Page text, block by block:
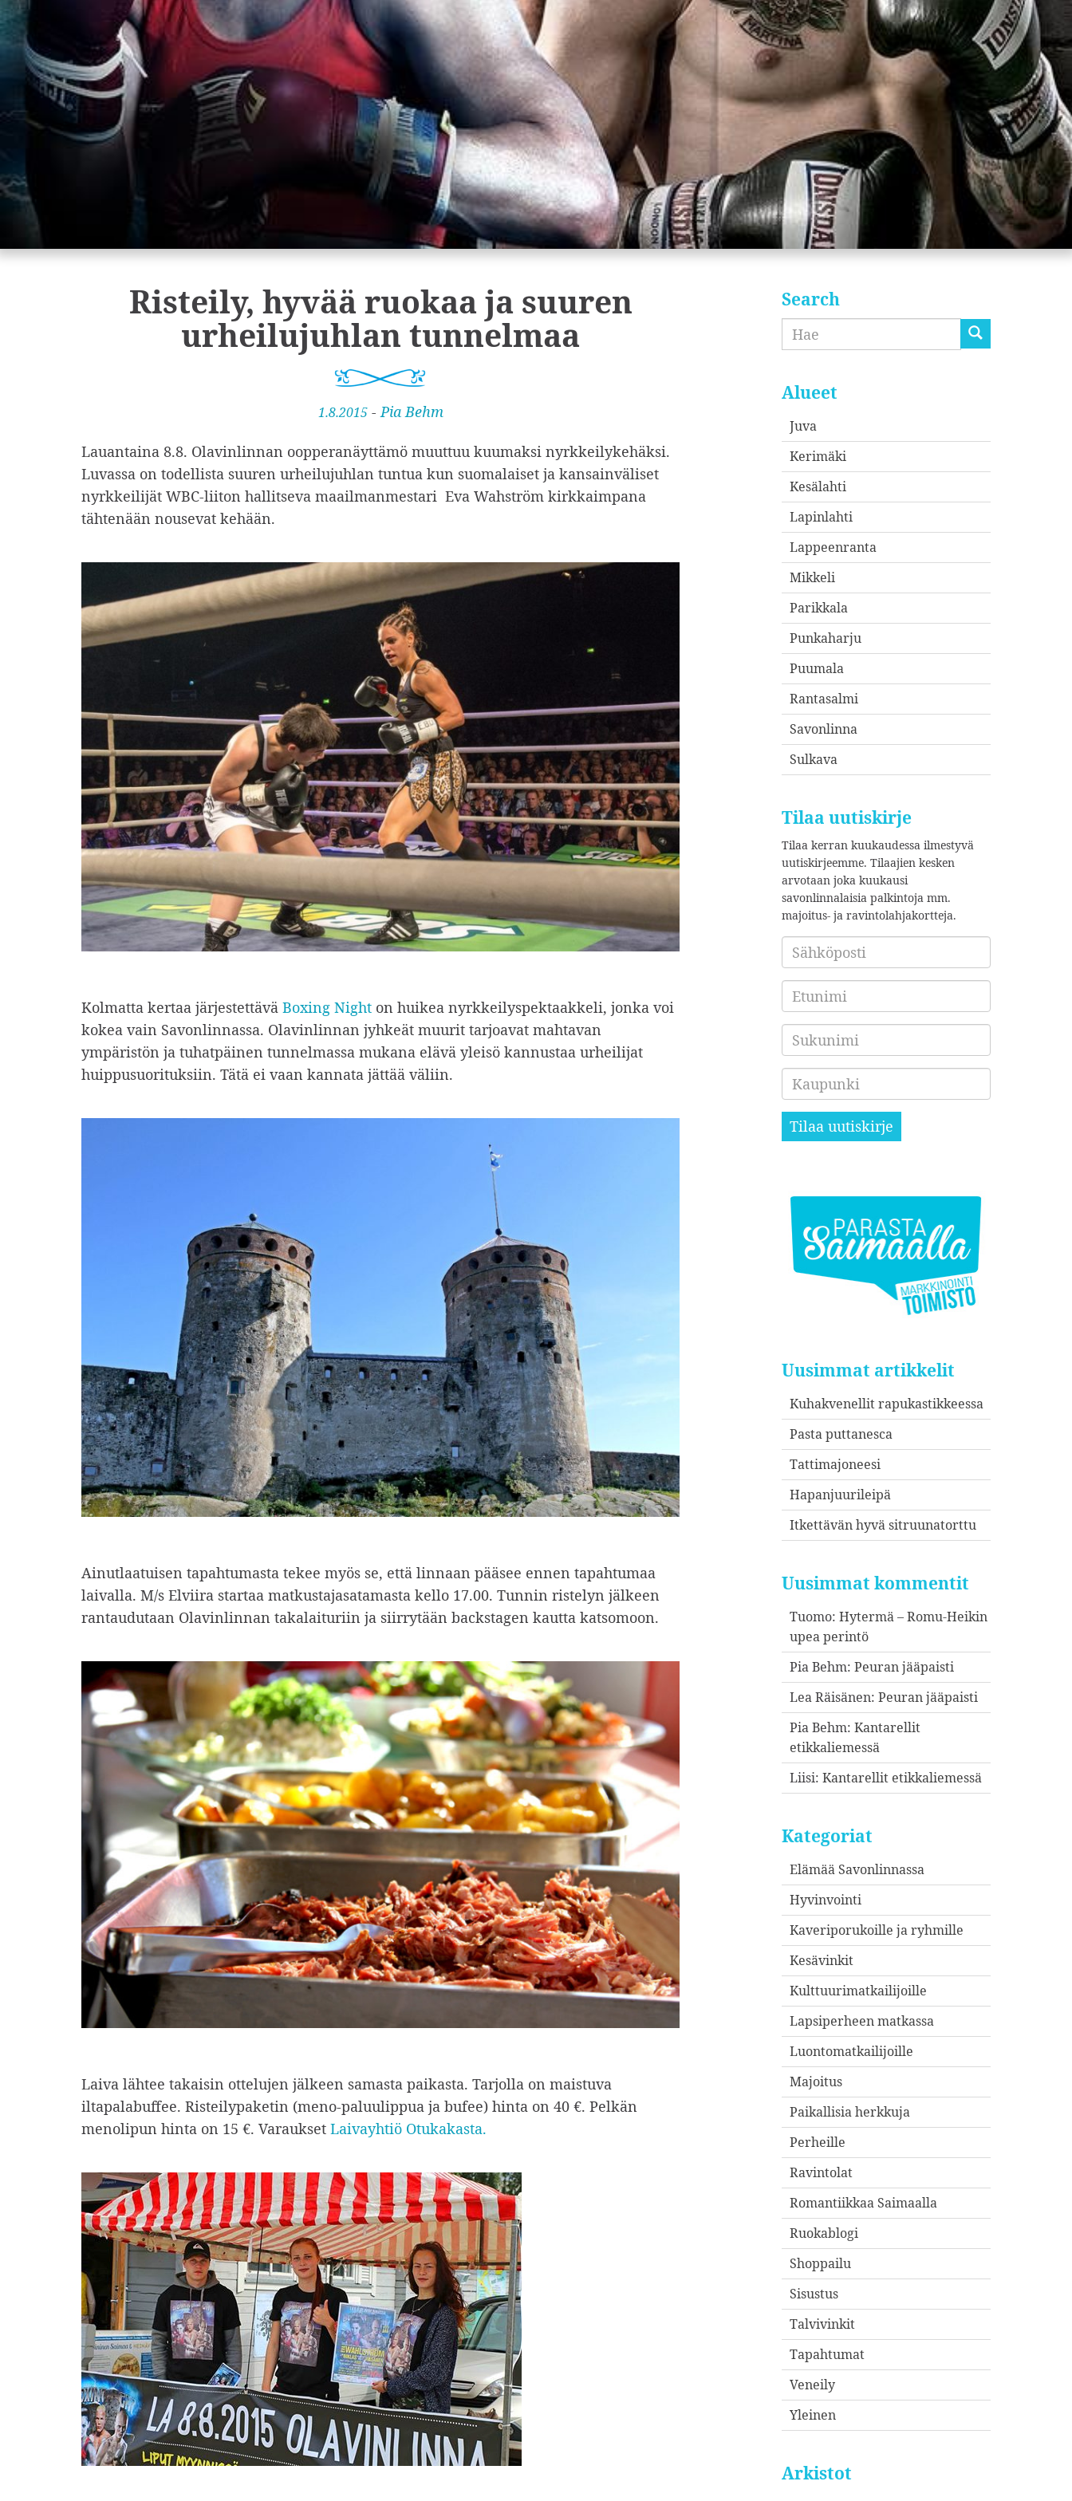
Risteily, hyvää ruokaa ja suuren
urheilujuhlan tunnelmaa
J
l
k
a
t
u
1.8.2015-Pia Behm
Lauantaina 8.8. Olavinlinnan oopperanäyttämö muuttuu kuumaksi nyrkkeilykehäksi.
Luvassa on todellista suuren urheilujuhlan tuntua kun suomalaiset ja kansainväliset
nyrkkeilijät WBC-liiton hallitseva maailmanmestari Eva Wahström kirkkaimpana
tähtenään nousevat kehään.
Kolmatta kertaa järjestettävä Boxing Night on huikea nyrkkeilyspektaakkeli, jonka voi
kokea vain Savonlinnassa. Olavinlinnan jyhkeät muurit tarjoavat mahtavan
ympäristön ja tuhatpäinen tunnelmassa mukana elävä yleisö kannustaa urheilijat
huippusuorituksiin. Tätä ei vaan kannata jättää väliin.
Ainutlaatuisen tapahtumasta tekee myös se, että linnaan pääsee ennen tapahtumaa
laivalla. M/s Elviira startaa matkustajasatamasta kello 17.00. Tunnin ristelyn jälkeen
rantaudutaan Olavinlinnan takalaituriin ja siirrytään backstagen kautta katsomoon.
Laiva lähtee takaisin ottelujen jälkeen samasta paikasta. Tarjolla on maistuva
iltapalabuffee. Risteilypaketin (meno-paluulippua ja bufee) hinta on 40 €. Pelkän
menolipun hinta on 15 €. Varaukset Laivayhtiö Otukakasta.
Search
Etsi
Alueet
Juva
Kerimäki
Kesälahti
Lapinlahti
Lappeenranta
Mikkeli
Parikkala
Punkaharju
Puumala
Rantasalmi
Savonlinna
Sulkava
Tilaa uutiskirje
Tilaa kerran kuukaudessa ilmestyvä
uutiskirjeemme. Tilaajien kesken
arvotaan joka kuukausi
savonlinnalaisia palkintoja mm.
majoitus- ja ravintolahjakortteja.
Sähköposti
Etunimi
Sukunimi
Kaupunki
Tilaa uutiskirje
Uusimmat artikkelit
Kuhakvenellit rapukastikkeessa
Pasta puttanesca
Tattimajoneesi
Hapanjuurileipä
Itkettävän hyvä sitruunatorttu
Uusimmat kommentit
Tuomo: Hytermä – Romu-Heikin
upea perintö
Pia Behm: Peuran jääpaisti
Lea Räisänen: Peuran jääpaisti
Pia Behm: Kantarellit
etikkaliemessä
Liisi: Kantarellit etikkaliemessä
Kategoriat
Elämää Savonlinnassa
Hyvinvointi
Kaveriporukoille ja ryhmille
Kesävinkit
Kulttuurimatkailijoille
Lapsiperheen matkassa
Luontomatkailijoille
Majoitus
Paikallisia herkkuja
Perheille
Ravintolat
Romantiikkaa Saimaalla
Ruokablogi
Shoppailu
Sisustus
Talvivinkit
Tapahtumat
Veneily
Yleinen
Arkistot